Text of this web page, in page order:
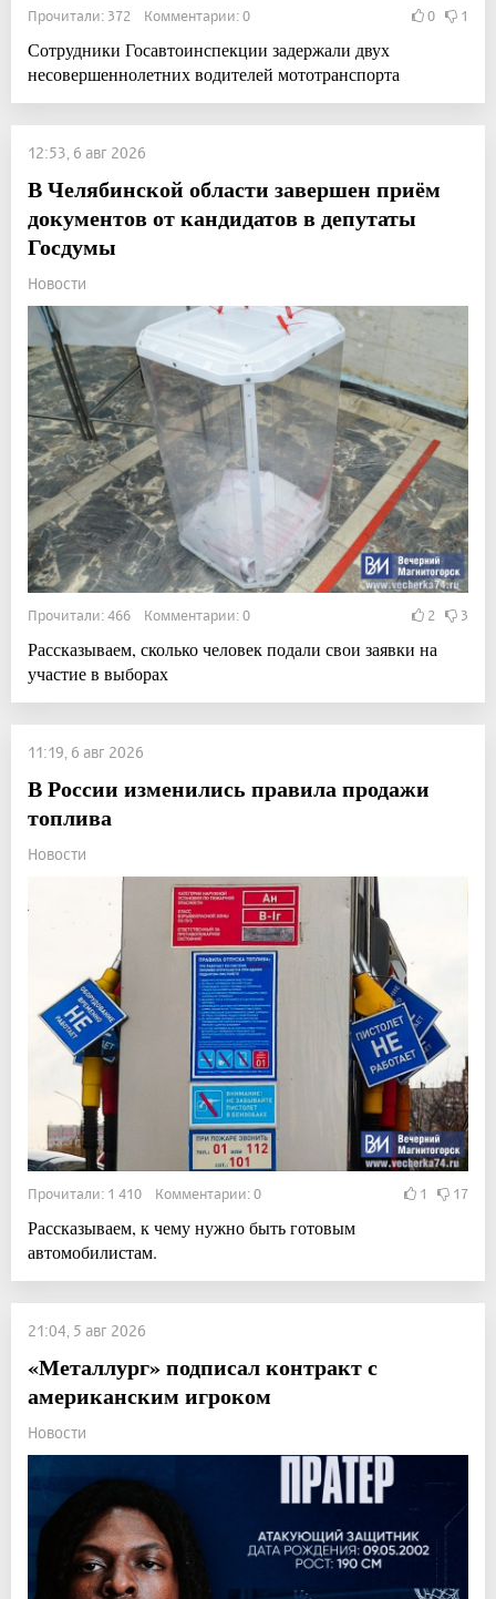
Прочитали: 372 Комментарии: 0 0 1
Сотрудники Госавтоинспекции задержали двух
несовершеннолетних водителей мототранспорта
12:53, 6 авг 2026
В Челябинской области завершен приём
документов от кандидатов в депутаты
Госдумы
Новости
Прочитали: 466 Комментарии: 0 2 3
Рассказываем, сколько человек подали свои заявки на
участие в выборах
11:19, 6 авг 2026
В России изменились правила продажи
топлива
Новости
Прочитали: 1 410 Комментарии: 0 1 17
Рассказываем, к чему нужно быть готовым
автомобилистам.
21:04, 5 авг 2026
«Металлург» подписал контракт с
американским игроком
Новости